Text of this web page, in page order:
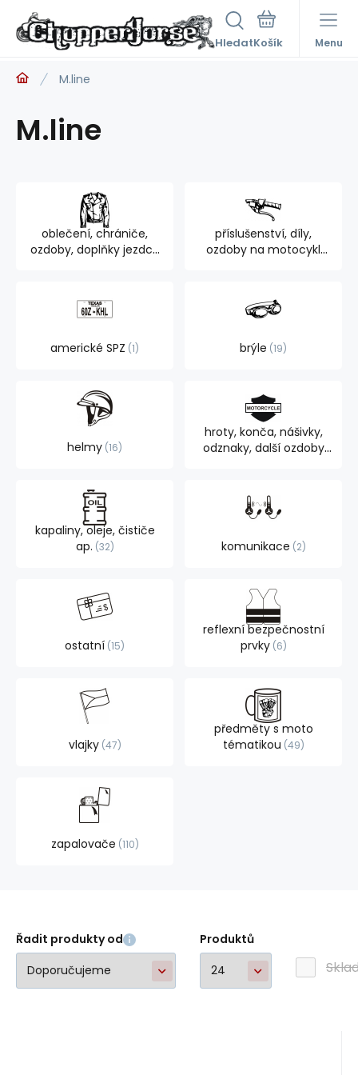
Hledat Menu
M.line
M.line
oblečení, chrániče,
ozdoby, doplňky jezdce
příslušenství, díly,
ozdoby na motocykl
americké SPZ 1 brýle 19
helmy 16
hroty, konča, nášivky,
odznaky, další ozdoby
kapaliny, oleje, čističe
ap. 32 komunikace 2
ostatní 15
reflexní bezpečnostní
prvky 6
vlajky 47
předměty s moto
tématikou 49
zapalovače 110
Řadit produkty od Produktů